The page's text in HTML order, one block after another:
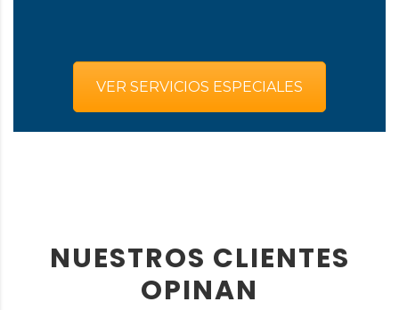
VER SERVICIOS ESPECIALES
NUESTROS CLIENTES
OPINAN